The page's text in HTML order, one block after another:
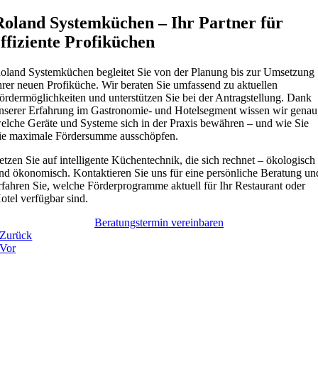
Systemküchen – Ihr Partner für
Profiküchen
Systemküchen begleitet Sie von der Planung bis zur Umsetzung
neuen Profiküche. Wir beraten Sie umfassend zu aktuellen
und unterstützen Sie bei der Antragstellung. Dank
Erfahrung im Gastronomie- und Hotelsegment wissen wir
Geräte und Systeme sich in der Praxis bewähren – und wie Sie
maximale Fördersumme ausschöpfen.
Sie auf intelligente Küchentechnik, die sich rechnet – ökologisch
ökonomisch. Kontaktieren Sie uns für eine persönliche Beratung
Sie, welche Förderprogramme aktuell für Ihr Restaurant oder
verfügbar sind.
Beratungstermin vereinbaren
Zurück
Vor